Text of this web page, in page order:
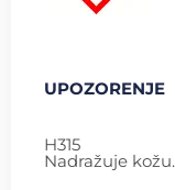
UPOZORENJE
H315
Nadražuje kožu.